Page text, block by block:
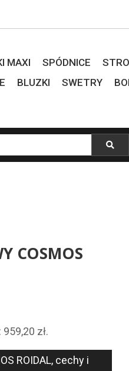
MAXI SPÓDNICE
BLUZKI SWETRY
COSMOS
959,20 zł.
ROIDAL, cechy i